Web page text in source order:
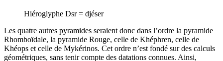
Hiéroglyphe Dsr = djéser
Les quatre autres pyramides seraient donc dans l’ordre la pyramide
Rhomboïdale, la pyramide Rouge, celle de Khéphren, celle de
Khéops et celle de Mykérinos. Cet ordre n’est fondé sur des calculs
géométriques, sans tenir compte des datations connues. Ainsi,